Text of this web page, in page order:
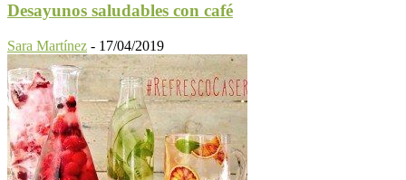
Desayunos saludables con café
Sara Martínez - 17/04/2019